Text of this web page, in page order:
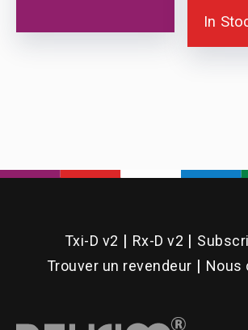
In
Txi-D v2 Rx-D v2
Trouver un revendeur
Nous